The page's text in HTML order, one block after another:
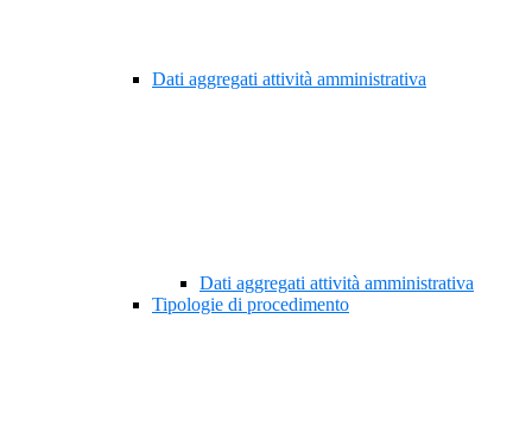
Dati aggregati attività amministrativa
Dati aggregati attività amministrativa
Tipologie di procedimento